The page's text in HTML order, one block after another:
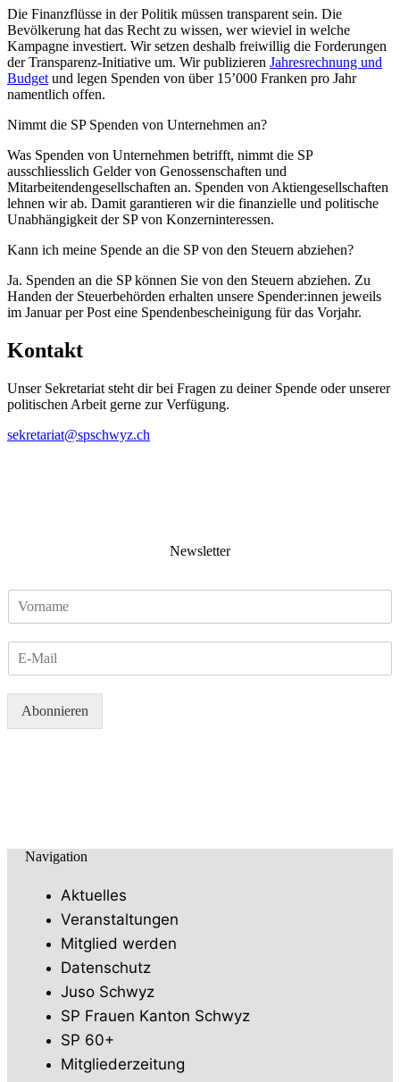
Die Finanzflüsse in der Politik müssen transparent sein. Die
Bevölkerung hat das Recht zu wissen, wer wieviel in welche
Kampagne investiert. Wir setzen deshalb freiwillig die Forderungen
der Transparenz-Initiative um. Wir publizieren Jahresrechnung und
Budget und legen Spenden von über 15’000 Franken pro Jahr
namentlich offen.
Nimmt die SP Spenden von Unternehmen an?
Was Spenden von Unternehmen betrifft, nimmt die SP
ausschliesslich Gelder von Genossenschaften und
Mitarbeitendengesellschaften an. Spenden von Aktiengesellschaften
lehnen wir ab. Damit garantieren wir die finanzielle und politische
Unabhängigkeit der SP von Konzerninteressen.
Kann ich meine Spende an die SP von den Steuern abziehen?
Ja. Spenden an die SP können Sie von den Steuern abziehen. Zu
Handen der Steuerbehörden erhalten unsere Spender:innen jeweils
im Januar per Post eine Spendenbescheinigung für das Vorjahr.
Kontakt
Unser Sekretariat steht dir bei Fragen zu deiner Spende oder unserer
politischen Arbeit gerne zur Verfügung.
sekretariat@spschwyz.ch
Newsletter
Abonnieren
Navigation
Aktuelles
Veranstaltungen
Mitglied werden
Datenschutz
Juso Schwyz
SP Frauen Kanton Schwyz
SP 60+
Mitgliederzeitung